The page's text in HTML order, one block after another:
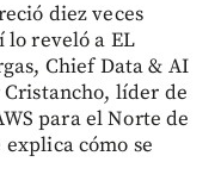
diez veces
lo reveló a EL
Chief Data & AI
líder de
para el Norte de
cómo se